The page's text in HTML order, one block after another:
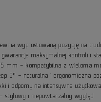
wyprostowaną pozycję na
gwarancja maksymalnej kontroli i
mm – kompatybilna z wieloma
5° – naturalna i ergonomiczna
i odporny na intensywne
stylowy i niepowtarzalny wygląd